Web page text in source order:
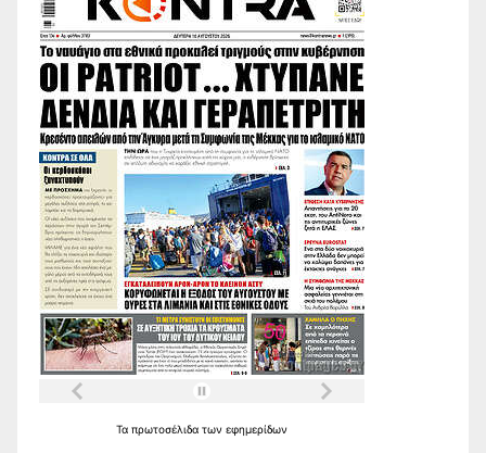
Τα πρωτοσέλιδα των εφημερίδων